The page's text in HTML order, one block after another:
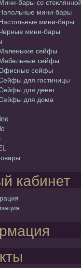
бары со
мини-бары
мини-бары
мини-бары
сейфы
сейфы
сейфы
для гостиницы
для денег
для дома
кабинет